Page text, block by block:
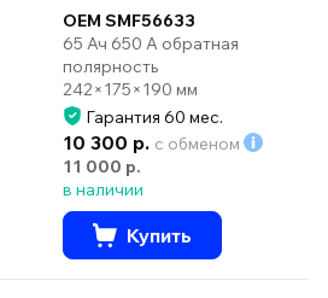
OEM SMF56633
65 Ач 650 А обратная
полярность
242×175×190 мм
Гарантия 60 мес.
10 300 р. с обменом
11 000 р.
в наличии
Купить